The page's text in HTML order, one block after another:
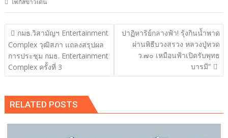
แนะแนว
เรื่อง
กมธ.วิสามัญฯ Entertainment
Complex วุฒิสภา แถลงสรุปผล
การประชุม กมธ. Entertainment
Complex ครั้งที่ 3
ปาฏิหาริย์กลางฟ้า! รุ้งกินน้ำพาด
ผ่านพิธีบวงสรวง หลวงปู่ทวด
ว.๗๐ เหมือนฟ้าเปิดรับพุทธ
บารมี”
RELATED POSTS